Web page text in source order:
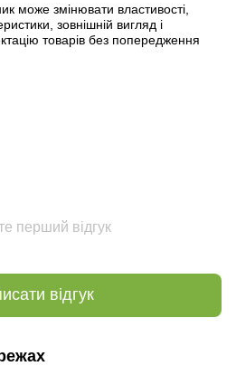
може змінювати властивості,
зовнішній вигляд і
товарів без попередження
перший відгук
відгук